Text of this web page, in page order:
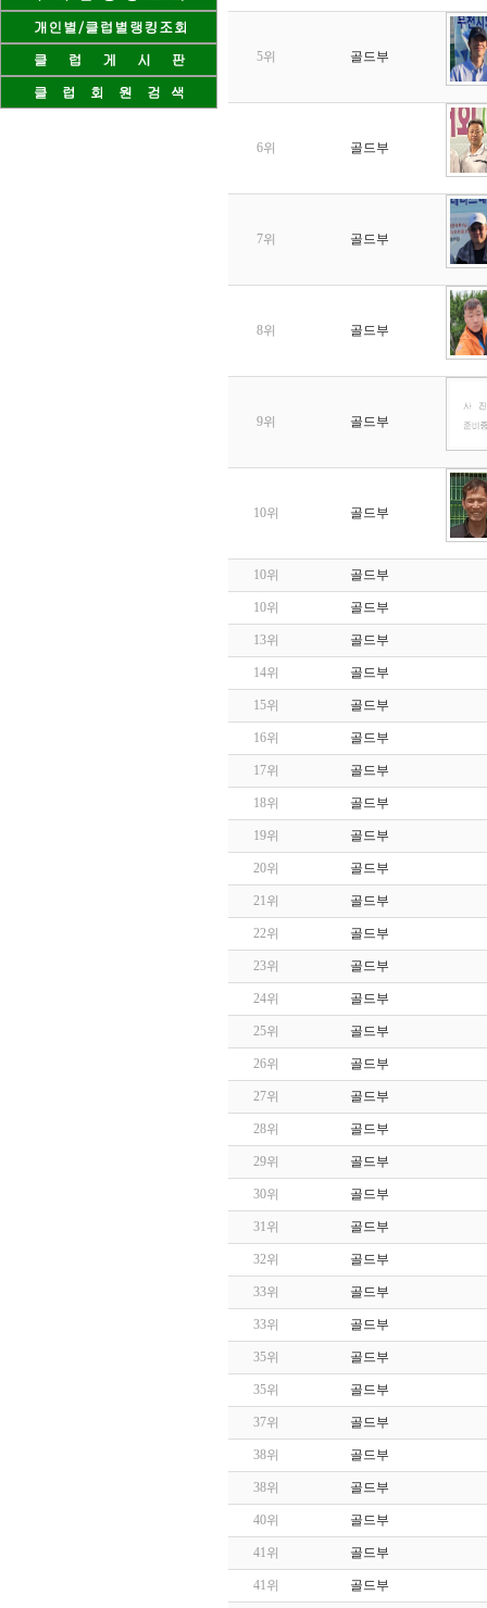
5위 골드부
6위 골드부
7위 골드부
8위 골드부
9위 골드부
10위 골드부
10위 골드부
10위 골드부
13위 골드부
14위 골드부
15위 골드부
16위 골드부
17위 골드부
18위 골드부
19위 골드부
20위 골드부
21위 골드부
22위 골드부
23위 골드부
24위 골드부
25위 골드부
26위 골드부
27위 골드부
28위 골드부
29위 골드부
30위 골드부
31위 골드부
32위 골드부
33위 골드부
33위 골드부
35위 골드부
35위 골드부
37위 골드부
38위 골드부
38위 골드부
40위 골드부
41위 골드부
41위 골드부